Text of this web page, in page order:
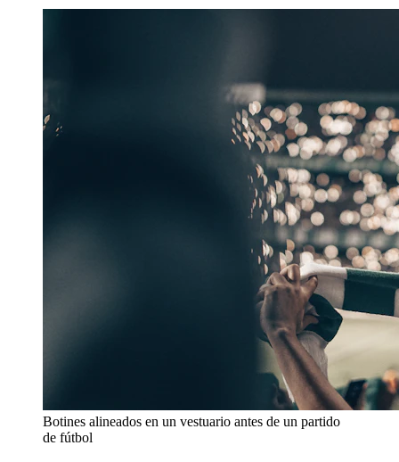
Botines alineados en un vestuario antes de un partido
de fútbol